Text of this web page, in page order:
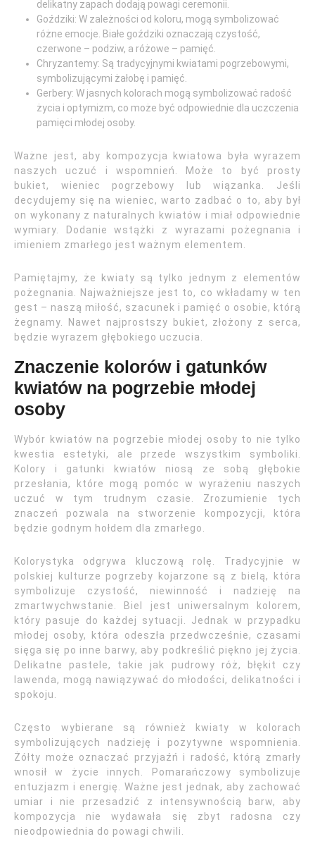
delikatny zapach dodają powagi ceremonii.
Goździki: W zależności od koloru, mogą symbolizować
różne emocje. Białe goździki oznaczają czystość,
czerwone – podziw, a różowe – pamięć.
Chryzantemy: Są tradycyjnymi kwiatami pogrzebowymi,
symbolizującymi żałobę i pamięć.
Gerbery: W jasnych kolorach mogą symbolizować radość
życia i optymizm, co może być odpowiednie dla uczczenia
pamięci młodej osoby.
Ważne jest, aby kompozycja kwiatowa była wyrazem
naszych uczuć i wspomnień. Może to być prosty
bukiet, wieniec pogrzebowy lub wiązanka. Jeśli
decydujemy się na wieniec, warto zadbać o to, aby był
on wykonany z naturalnych kwiatów i miał odpowiednie
wymiary. Dodanie wstążki z wyrazami pożegnania i
imieniem zmarłego jest ważnym elementem.
Pamiętajmy, że kwiaty są tylko jednym z elementów
pożegnania. Najważniejsze jest to, co wkładamy w ten
gest – naszą miłość, szacunek i pamięć o osobie, którą
żegnamy. Nawet najprostszy bukiet, złożony z serca,
będzie wyrazem głębokiego uczucia.
Znaczenie kolorów i gatunków
kwiatów na pogrzebie młodej
osoby
Wybór kwiatów na pogrzebie młodej osoby to nie tylko
kwestia estetyki, ale przede wszystkim symboliki.
Kolory i gatunki kwiatów niosą ze sobą głębokie
przesłania, które mogą pomóc w wyrażeniu naszych
uczuć w tym trudnym czasie. Zrozumienie tych
znaczeń pozwala na stworzenie kompozycji, która
będzie godnym hołdem dla zmarłego.
Kolorystyka odgrywa kluczową rolę. Tradycyjnie w
polskiej kulturze pogrzeby kojarzone są z bielą, która
symbolizuje czystość, niewinność i nadzieję na
zmartwychwstanie. Biel jest uniwersalnym kolorem,
który pasuje do każdej sytuacji. Jednak w przypadku
młodej osoby, która odeszła przedwcześnie, czasami
sięga się po inne barwy, aby podkreślić piękno jej życia.
Delikatne pastele, takie jak pudrowy róż, błękit czy
lawenda, mogą nawiązywać do młodości, delikatności i
spokoju.
Często wybierane są również kwiaty w kolorach
symbolizujących nadzieję i pozytywne wspomnienia.
Żółty może oznaczać przyjaźń i radość, którą zmarły
wnosił w życie innych. Pomarańczowy symbolizuje
entuzjazm i energię. Ważne jest jednak, aby zachować
umiar i nie przesadzić z intensywnością barw, aby
kompozycja nie wydawała się zbyt radosna czy
nieodpowiednia do powagi chwili.